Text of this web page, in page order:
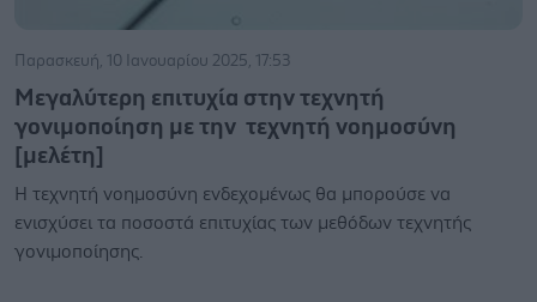
Παρασκευή, 10 Ιανουαρίου 2025, 17:53
Mεγαλύτερη επιτυχία στην τεχνητή
γονιμοποίηση με την τεχνητή νοημοσύνη
[μελέτη]
Η τεχνητή νοημοσύνη ενδεχομένως θα μπορούσε να
ενισχύσει τα ποσοστά επιτυχίας των μεθόδων τεχνητής
γονιμοποίησης.